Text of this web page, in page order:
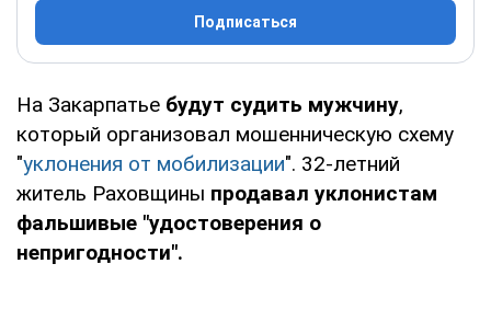
Подписаться
На Закарпатье будут судить мужчину,
который организовал мошенническую схему
"уклонения от мобилизации". 32-летний
житель Раховщины продавал уклонистам
фальшивые "удостоверения о
непригодности".